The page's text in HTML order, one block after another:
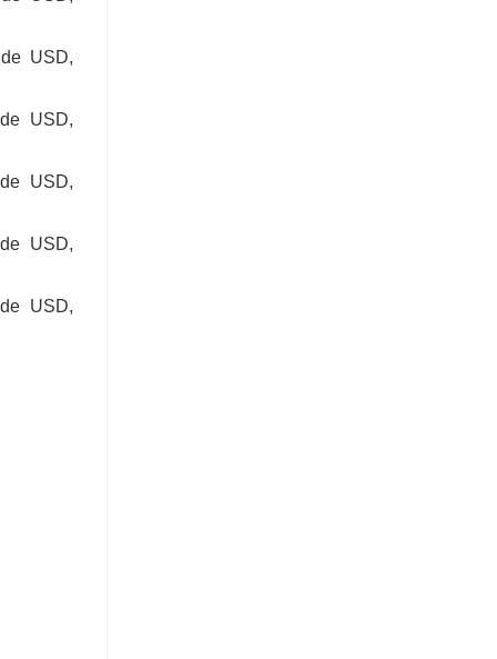
USD,
USD,
USD,
USD,
USD,